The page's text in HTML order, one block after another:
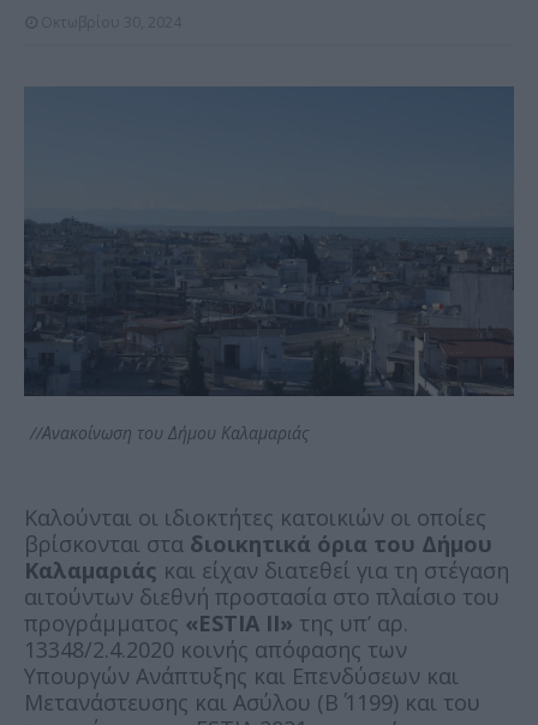
//Ανακοίνωση του Δήμου Καλαμαριάς
Καλούνται οι ιδιοκτήτες κατοικιών οι οποίες
βρίσκονται στα διοικητικά όρια του Δήμου
Καλαμαριάς και είχαν διατεθεί για τη στέγαση
αιτούντων διεθνή προστασία στο πλαίσιο του
προγράμματος «ESTIA II» της υπ’ αρ.
13348/2.4.2020 κοινής απόφασης των
Υπουργών Ανάπτυξης και Επενδύσεων και
Μετανάστευσης και Ασύλου (Β΄ 1199) και του